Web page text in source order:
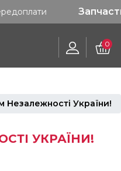
Запчастини.
0
Незалежності України!
УКРАЇНИ!